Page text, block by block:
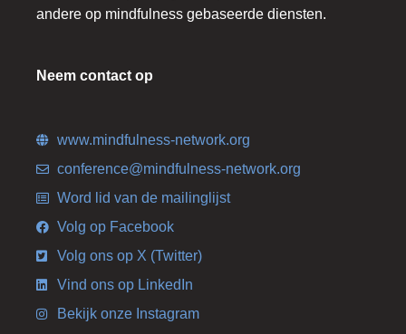
andere op mindfulness gebaseerde diensten.
Neem contact op
www.mindfulness-network.org
conference@mindfulness-network.org
Word lid van de mailinglijst
Volg op Facebook
Volg ons op X (Twitter)
Vind ons op LinkedIn
Bekijk onze Instagram